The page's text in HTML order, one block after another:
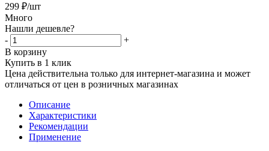
299 ₽/шт
Много
Нашли дешевле?
-
+
В корзину
Купить в 1 клик
Цена действительна только для интернет-магазина и может
отличаться от цен в розничных магазинах
Описание
Характеристики
Рекомендации
Применение